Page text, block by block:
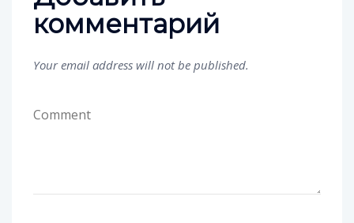
комментарий
Your email address will not be published.